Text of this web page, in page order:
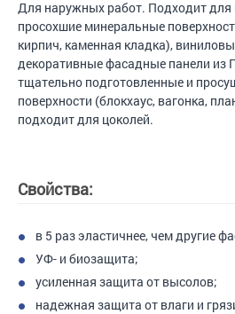
Для наружных работ. Подходит для
просохшие минеральные
кирпич, каменная кладка),
декоративные фасадные панели из
тщательно подготовленные и
поверхности (блокхаус, вагонка,
подходит для цоколей.
Свойства:
в 5 раз эластичнее, чем другие
УФ- и биозащита;
усиленная защита от высолов;
надежная защита от влаги и